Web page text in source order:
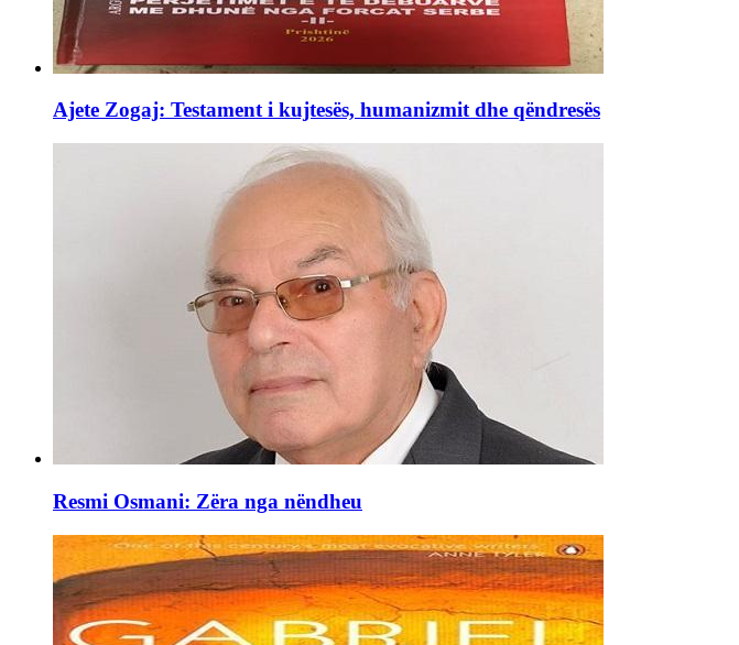
Ajete Zogaj: Testament i kujtesës, humanizmit dhe qëndresës
Resmi Osmani: Zëra nga nëndheu